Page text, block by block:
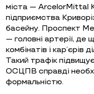
міста — ArcelorMittal
підприємства
басейну. Проспект
— головні артерії, де
комбінатів і кар’єрів
Такий трафік
ОСЦПВ справді
формальністю.